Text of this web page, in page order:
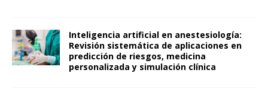
Inteligencia artificial en anestesiología:
Revisión sistemática de aplicaciones en
predicción de riesgos, medicina
personalizada y simulación clínica